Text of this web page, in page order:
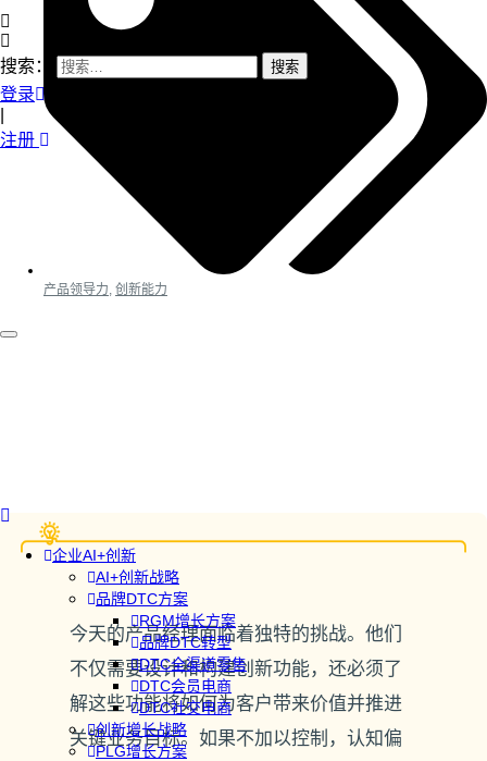
搜索：
登录
注册
企业AI+创新
AI+创新战略
品牌DTC方案
RGM增长方案
品牌DTC转型
DTC全渠道零售
DTC会员电商
DTC社交电商
创新增长战略
PLG增长方案
产品领导力 创新能力
今天的产品经理面临着独特的挑战。他们
不仅需要设计和构建创新功能，还必须了
解这些功能将如何为客户带来价值并推进
关键业务目标。如果不加以控制，认知偏